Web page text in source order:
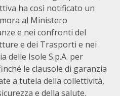
ha così notificato un
al Ministero
e nei confronti del
e dei Trasporti e nei
delle Isole S.p.A. per
le clausole di garanzia
a tutela della collettività,
e della salute.